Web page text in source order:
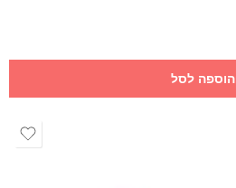
הוספה לסל